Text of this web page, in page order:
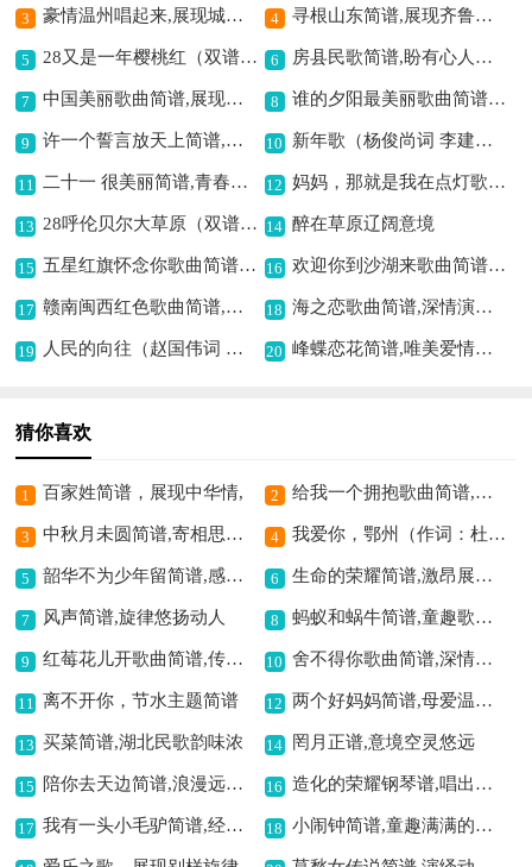
3 豪情温州唱起来,展现城市风采 4 寻根山东简谱,展现齐鲁情怀
5 28又是一年樱桃红（双谱）歌曲简谱,描绘樱桃年景之美 6 房县民歌简谱,盼有心人相逢
7 中国美丽歌曲简谱,展现祖国之美 8 谁的夕阳最美丽歌曲简谱,描绘夕阳绝美意境
9 许一个誓言放天上简谱,浪漫誓言寄天际 10 新年歌（杨俊尚词 李建昌曲）歌曲简谱,洋溢新年欢乐情
11 二十一 很美丽简谱,青春美好之颂 12 妈妈，那就是我在点灯歌曲简谱,传递亲情温暖意
13 28呼伦贝尔大草原（双谱）简谱,展现草原壮美 14 醉在草原辽阔意境
15 五星红旗怀念你歌曲简谱,饱含深情忆祖国 16 欢迎你到沙湖来歌曲简谱,展现宁夏风光之美
17 赣南闽西红色歌曲简谱,传承革命精神 18 海之恋歌曲简谱,深情演绎海之爱
19 人民的向往（赵国伟词 王德山曲）歌曲简谱,展现人民憧憬 20 峰蝶恋花简谱,唯美爱情之韵
猜你喜欢
1 百家姓简谱，展现中华情, 2 给我一个拥抱歌曲简谱,温暖治愈的旋律
3 中秋月未圆简谱,寄相思之愁情 4 我爱你，鄂州（作词：杜劲松作曲：谭隆忠）歌曲简谱,唱出对鄂州深情
5 韶华不为少年留简谱,感慨时光易逝 6 生命的荣耀简谱,激昂展现荣耀
7 风声简谱,旋律悠扬动人 8 蚂蚁和蜗牛简谱,童趣歌曲展现友爱
9 红莓花儿开歌曲简谱,传递纯真爱情 10 舍不得你歌曲简谱,深情不舍之佳作
11 离不开你，节水主题简谱 12 两个好妈妈简谱,母爱温馨体现
13 买菜简谱,湖北民歌韵味浓 14 罔月正谱,意境空灵悠远
15 陪你去天边简谱,浪漫远行之曲 16 造化的荣耀钢琴谱,唱出荣耀之感
17 我有一头小毛驴简谱,经典儿歌超可爱 18 小闹钟简谱,童趣满满的旋律